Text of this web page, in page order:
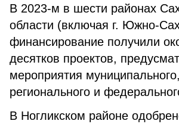
В 2023-м в шести районах
области (включая г. Южно-
финансирование получили
десятков проектов,
мероприятия муниципального,
регионального и
В Ногликском районе